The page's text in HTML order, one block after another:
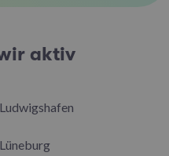
aktiv
Ludwigshafen
Lüneburg